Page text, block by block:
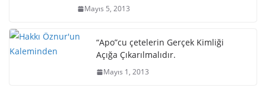
Mayıs 5, 2013
“Apo”cu çetelerin Gerçek Kimliği
Açığa Çıkarılmalıdır.
Mayıs 1, 2013